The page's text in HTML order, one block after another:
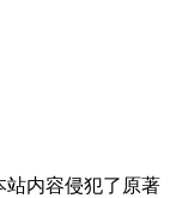
站内容侵犯了原著